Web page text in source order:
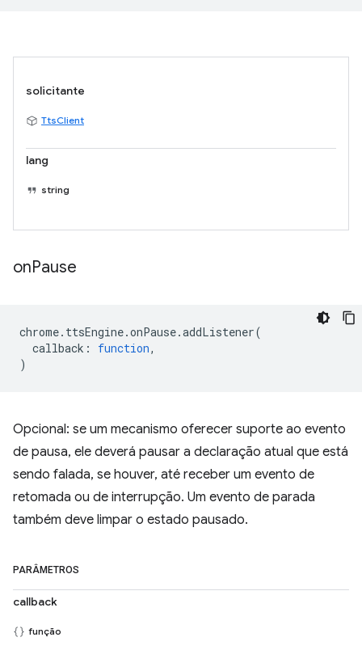
solicitante
TtsClient
lang
string
onPause
chrome. ttsEngine.onPause.addListener(
callback : function,
)
Opcional: se um mecanismo oferecer suporte ao evento
de pausa, ele deverá pausar a declaração atual que está
sendo falada, se houver, até receber um evento de
retomada ou de interrupção. Um evento de parada
também deve limpar o estado pausado.
PARÂMETROS
callback
função